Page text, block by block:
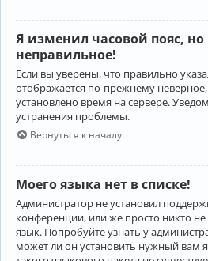
Я изменил часовой пояс, но
неправильное!
Если вы уверены, что правильно
отображается по-прежнему
установлено время на сервере.
устранения проблемы.
Вернуться к началу
Моего языка нет в списке!
Администратор не установил
конференции, или же просто никто
язык. Попробуйте узнать у
может ли он установить нужный вам